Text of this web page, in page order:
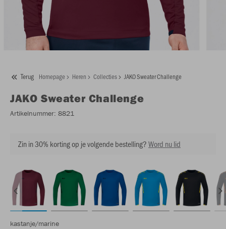
Terug Homepage Heren Collecties JAKO Sweater Challenge
JAKO Sweater Challenge
Artikelnummer: 8821
Zin in 30% korting op je volgende bestelling?Word nu lid
kastanje/marine